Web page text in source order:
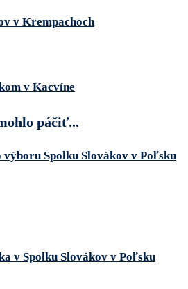
v Krempachoch
v Kacvíne
páčiť...
výboru Spolku Slovákov v Poľsku
v Spolku Slovákov v Poľsku